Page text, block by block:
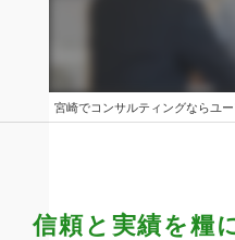
信頼と実績を糧